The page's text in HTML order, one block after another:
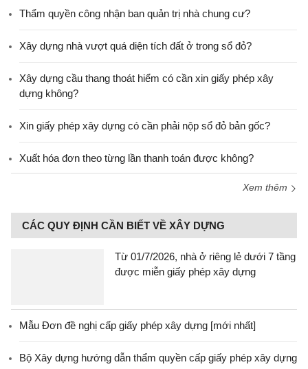
Thẩm quyền công nhận ban quản trị nhà chung cư?
Xây dựng nhà vượt quá diện tích đất ở trong sổ đỏ?
Xây dựng cầu thang thoát hiểm có cần xin giấy phép xây
dựng không?
Xin giấy phép xây dựng có cần phải nộp sổ đỏ bản gốc?
Xuất hóa đơn theo từng lần thanh toán được không?
Xem thêm
CÁC QUY ĐỊNH CẦN BIẾT VỀ XÂY DỰNG
Từ 01/7/2026, nhà ở riêng lẻ dưới 7 tầng
được miễn giấy phép xây dựng
Mẫu Đơn đề nghị cấp giấy phép xây dựng [mới nhất]
Bộ Xây dựng hướng dẫn thẩm quyền cấp giấy phép xây dựng